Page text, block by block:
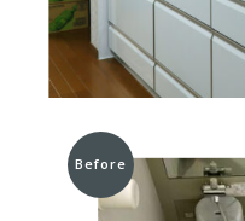
Before